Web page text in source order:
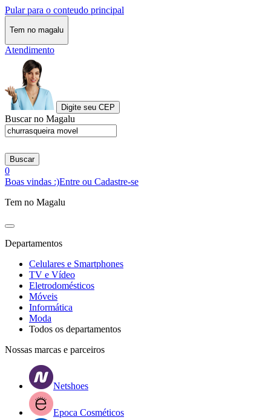
Pular para o conteudo principal
Tem no magalu
Atendimento
Digite seu CEP
Buscar no Magalu
Buscar
0
Boas vindas :)Entre ou Cadastre-se
Tem no Magalu
Departamentos
Celulares e Smartphones
TV e Vídeo
Eletrodomésticos
Móveis
Informática
Moda
Todos os departamentos
Nossas marcas e parceiros
Netshoes
Epoca Cosméticos